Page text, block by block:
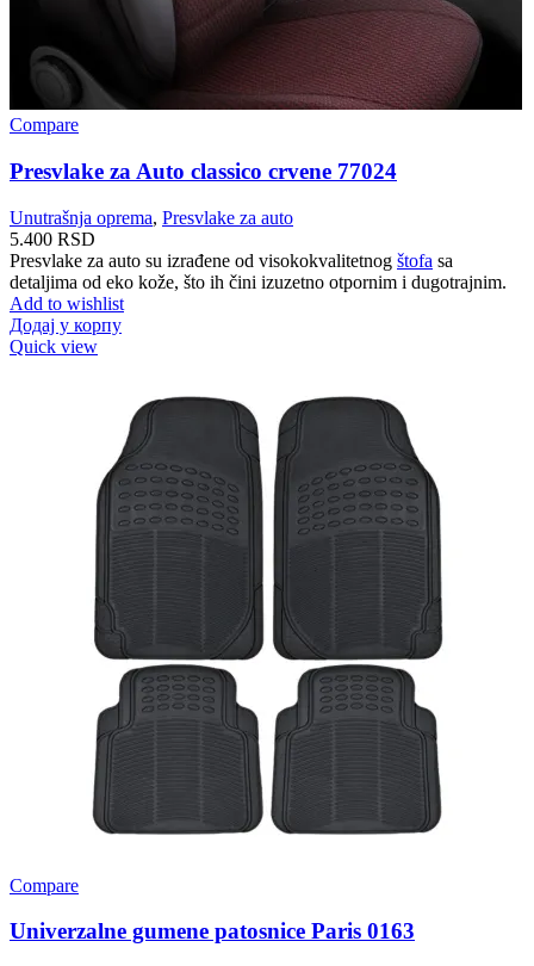
Compare
Presvlake za Auto classico crvene 77024
Unutrašnja oprema, Presvlake za auto
5.400 RSD
Presvlake za auto su izrađene od visokokvalitetnog štofa sa
detaljima od eko kože, što ih čini izuzetno otpornim i dugotrajnim.
Add to wishlist
Додај у корпу
Quick view
Compare
Univerzalne gumene patosnice Paris 0163